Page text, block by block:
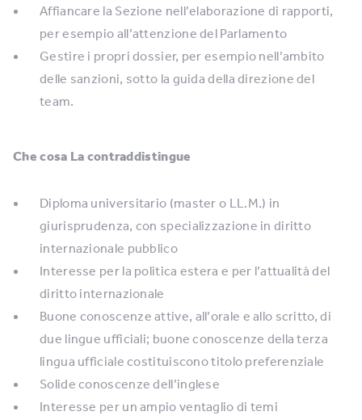
Affiancare la Sezione nell’elaborazione di rapporti,
per esempio all’attenzione del Parlamento
Gestire i propri dossier, per esempio nell’ambito
delle sanzioni, sotto la guida della direzione del
team.
Che cosa La contraddistingue
Diploma universitario (master o LL.M.) in
giurisprudenza, con specializzazione in diritto
internazionale pubblico
Interesse per la politica estera e per l’attualità del
diritto internazionale
Buone conoscenze attive, all’orale e allo scritto, di
due lingue ufficiali; buone conoscenze della terza
lingua ufficiale costituiscono titolo preferenziale
Solide conoscenze dell’inglese
Interesse per un ampio ventaglio di temi